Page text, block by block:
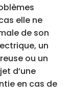
elle ne
de son
un
ou un
d’une
en cas de